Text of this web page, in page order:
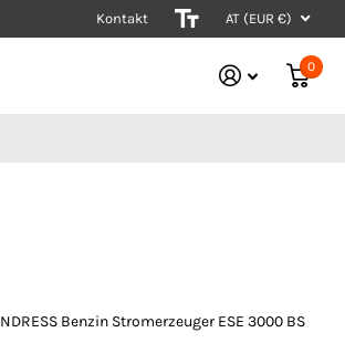
Stromerzeuger vom Experten
Kontakt AT (EUR €)
0
Benzin Stromerzeuger ESE 3000 BS